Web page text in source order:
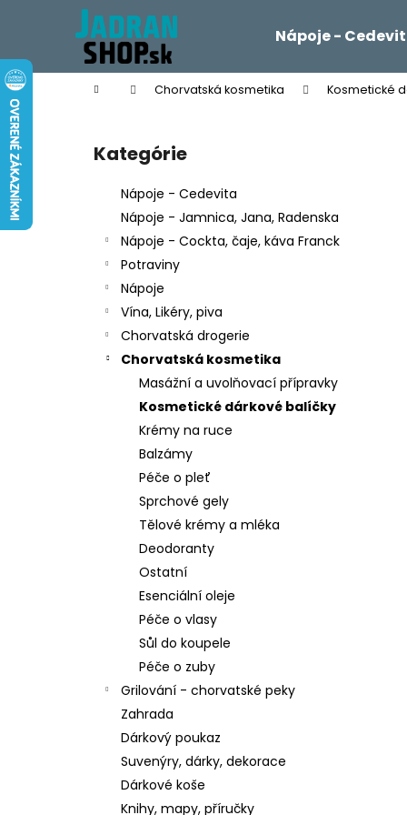
Nápoje -
Domov Chorvatská kosmetika Kosmetické
Preskočiť
kategórie
Kategórie
Nápoje - Cedevita
Nápoje - Jamnica, Jana, Radenska
Nápoje - Cockta, čaje, káva Franck
Potraviny
Nápoje
Vína, Likéry, piva
Chorvatská drogerie
Chorvatská kosmetika
Masážní a uvolňovací přípravky
Kosmetické dárkové balíčky
Krémy na ruce
Balzámy
Péče o pleť
Sprchové gely
Tělové krémy a mléka
Deodoranty
Ostatní
Esenciální oleje
Péče o vlasy
Sůl do koupele
Péče o zuby
Grilování - chorvatské peky
Zahrada
Dárkový poukaz
Suvenýry, dárky, dekorace
Dárkové koše
Knihy, mapy, příručky
š
í
k
Späť
do
Späť
do
ZUBNÍ PASTA KALODONT ZEOLIT ​​75 ML
ZUBNÍ PASTA KALODONT
2,55 €